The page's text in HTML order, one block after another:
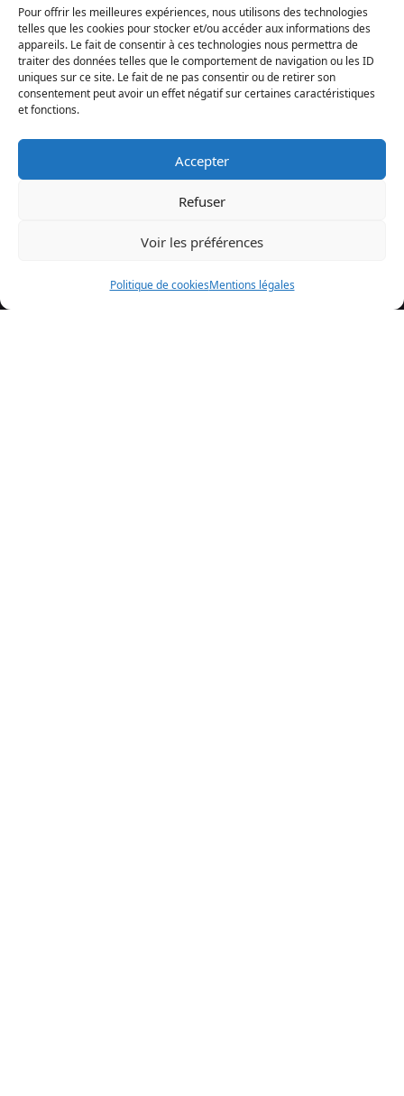
Pour offrir les meilleures expériences, nous utilisons des technologies
telles que les cookies pour stocker et/ou accéder aux informations des
appareils. Le fait de consentir à ces technologies nous permettra de
traiter des données telles que le comportement de navigation ou les ID
uniques sur ce site. Le fait de ne pas consentir ou de retirer son
consentement peut avoir un effet négatif sur certaines caractéristiques
et fonctions.
Accepter
Refuser
Voir les préférences
Politique de cookiesMentions légales